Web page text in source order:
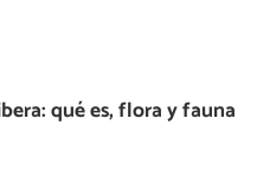
qué es, flora y fauna